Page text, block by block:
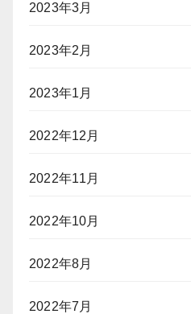
2023年3月
2023年2月
2023年1月
2022年12月
2022年11月
2022年10月
2022年8月
2022年7月